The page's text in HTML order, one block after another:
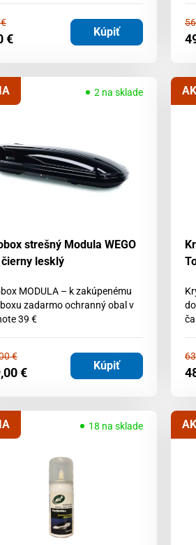
€
€ Kúpiť
2 na sklade
strešný Modula WEGO
lesklý
MODULA – k zakúpenému
zadarmo ochranný obal v
39 €
€
€ Kúpiť
18 na sklade